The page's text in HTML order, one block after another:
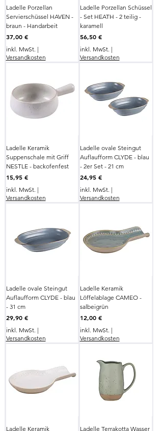
Ladelle Porzellan
Servierschüssel HAVEN -
braun - Handarbeit
Preis
37,00 €
inkl. MwSt. |
Versandkosten
Ladelle Porzellan Schüssel
- Set HEATH - 2 teilig -
karamell
Preis
56,50 €
inkl. MwSt. |
Versandkosten
Ladelle Keramik
Suppenschale mit Griff
NESTLE - backofenfest
Preis
15,95 €
inkl. MwSt. |
Versandkosten
Ladelle ovale Steingut
Auflaufform CLYDE - blau
- 2er Set - 21 cm
Preis
24,95 €
inkl. MwSt. |
Versandkosten
Ladelle ovale Steingut
Auflaufform CLYDE - blau
- 31 cm
Preis
29,90 €
inkl. MwSt. |
Versandkosten
Ladelle Keramik
Löffelablage CAMEO -
salbeigrün
Preis
12,00 €
inkl. MwSt. |
Versandkosten
Ladelle Keramik Ladelle Terrakotta Wasser